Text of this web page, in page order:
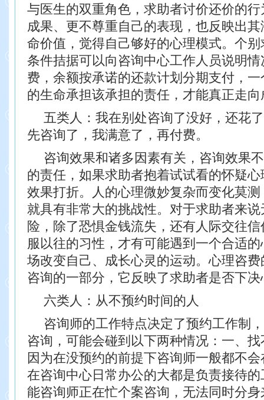
与医生的双重角色，求助者讨价还价的
成果、更不尊重自己的表现，也反映出
命价值，觉得自己够好的心理模式。个
条件拮据可以向咨询中心工作人员说明
费，余额按承诺的还款计划分期支付，
的生命承担该承担的责任，才能真正走向
五类人：我在别处咨询了没好，还花
先咨询了，我满意了，再付费。
咨询效果和诸多因素有关，咨询效果
的责任，如果求助者抱着试试看的怀疑
效果打折。人的心理微妙复杂而变化莫
就具有非常大的挑战性。对于求助者来
险，除了恐惧金钱流失，还有人际交往
服以往的习性，才有可能遇到一个合适
场改变自己、成长心灵的运动。心理咨
咨询的一部分，它反映了求助者是否下
六类人：从不预约时间的人
咨询师的工作特点决定了预约工作制
咨询，可能会碰到以下两种情况：一、
因为在没预约的前提下咨询师一般都不
在咨询中心日常办公的大都是负责接待
能咨询师正在忙个案咨询，无法同时分